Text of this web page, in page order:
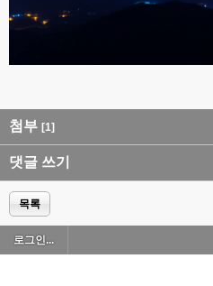
첨부 [1]
댓글 쓰기
목록
로그인...